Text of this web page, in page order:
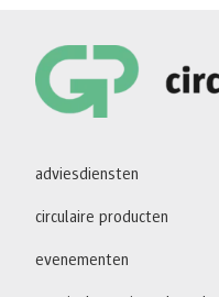
adviesdiensten
circulaire producten
evenementen